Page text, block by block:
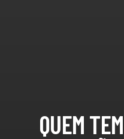
QUEM